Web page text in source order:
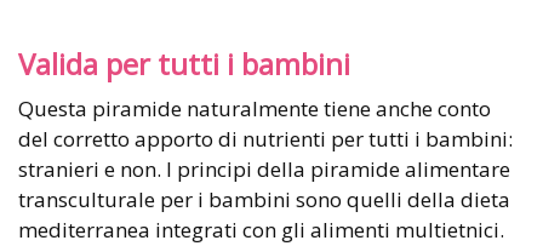
Valida per tutti i bambini
Questa piramide naturalmente tiene anche conto
del corretto apporto di nutrienti per tutti i bambini:
stranieri e non. I principi della piramide alimentare
transculturale per i bambini sono quelli della dieta
mediterranea integrati con gli alimenti multietnici.